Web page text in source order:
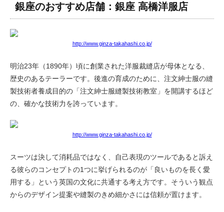
銀座のおすすめ店舗：銀座 高橋洋服店
http://www.ginza-takahashi.co.jp/
明治23年（1890年）頃に創業された洋服裁縫店が母体となる、
歴史のあるテーラーです。後進の育成のために、注文紳士服の縫
製技術者養成目的の「注文紳士服縫製技術教室」を開講するほど
の、確かな技術力を誇っています。
http://www.ginza-takahashi.co.jp/
スーツは決して消耗品ではなく、自己表現のツールであると訴え
る彼らのコンセプトの1つに挙げられるのが「良いものを長く愛
用する」という英国の文化に共通する考え方です。そういう観点
からのデザイン提案や縫製のきめ細かさには信頼が置けます。